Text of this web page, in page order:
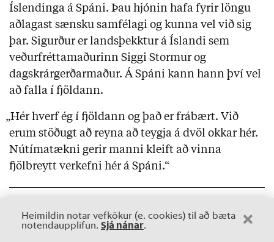
Íslendinga á Spáni. Þau hjónin hafa fyrir löngu
aðlagast sænsku samfélagi og kunna vel við sig
þar. Sigurður er landsþekktur á Íslandi sem
veðurfréttamaðurinn Siggi Stormur og
dagskrárgerðarmaður. Á Spáni kann hann því vel
að falla í fjöldann.
„Hér hverf ég í fjöldann og það er frábært. Við
erum stöðugt að reyna að teygja á dvöl okkar hér.
Nútímatækni gerir manni kleift að vinna
fjölbreytt verkefni hér á Spáni.“
Heimildin notar vefkökur (e. cookies) til að bæta
notendaupplifun. Sjá nánar.